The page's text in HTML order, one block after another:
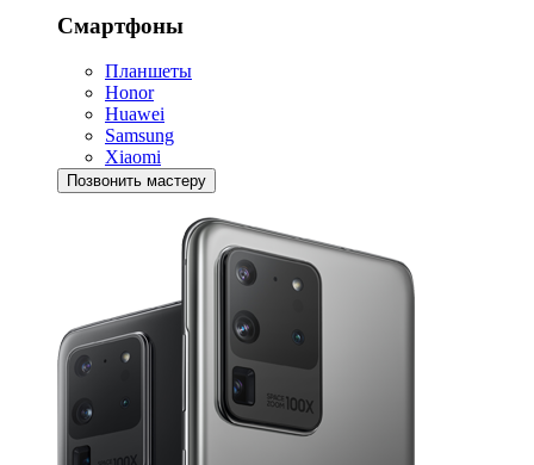
Смартфоны
Планшеты
Honor
Huawei
Samsung
Xiaomi
Позвонить мастеру